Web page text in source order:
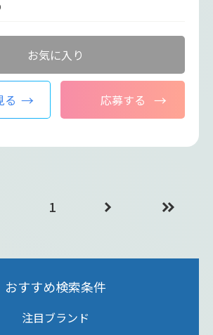
お気に入り
る 応募する
1
おすすめ検索条件
注目ブランド